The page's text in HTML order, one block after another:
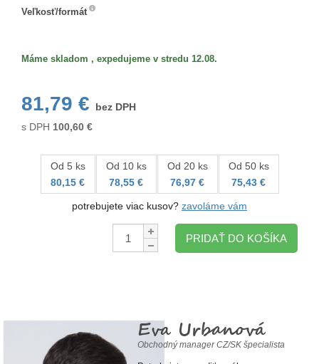
Veľkosť/formát
Máme skladom , expedujeme v stredu 12.08.
81,79 €
bez DPH
s DPH 100,60 €
Od 5 ks
80,15 €
Od 10 ks
78,55 €
Od 20 ks
76,97 €
Od 50 ks
75,43 €
potrebujete viac kusov? zavoláme vám
Množstvo:
PRIDAŤ DO KOŠÍKA
Eva Urbanová
Obchodný manager CZ/SK špecialista